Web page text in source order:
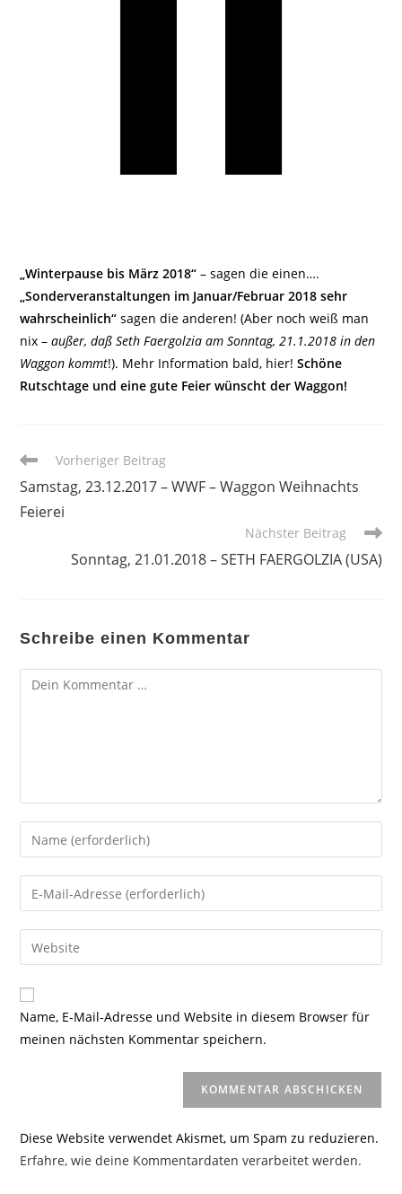
„Winterpause bis März 2018“ – sagen die einen….
„Sonderveranstaltungen im Januar/Februar 2018 sehr
wahrscheinlich“ sagen die anderen! (Aber noch weiß man
nix –außer, daß Seth Faergolzia am Sonntag, 21.1.2018 in den
Waggon kommt!). Mehr Information bald, hier! Schöne
Rutschtage und eine gute Feier wünscht der Waggon!
Weitere
ansehen
Vorheriger Beitrag
Samstag, 23.12.2017 – WWF – Waggon Weihnachts
Feierei
Nächster Beitrag
Sonntag, 21.01.2018 – SETH FAERGOLZIA (USA)
Schreibe einen Kommentar
Kommentar
Gib
deinen
Namen
oder
zum
Kommentieren
ein
Gib
deine
E-
Mail-
zum
Kommentieren
ein
Gib
deine
Website-
URL
Name, E-Mail-Adresse und Website in diesem Browser für
meinen nächsten Kommentar speichern.
Diese Website verwendet Akismet, um Spam zu reduzieren.
Erfahre, wie deine Kommentardaten verarbeitet werden.